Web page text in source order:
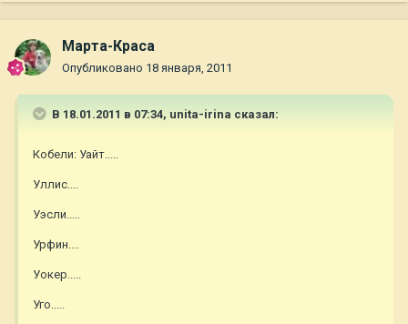
Марта-Краса
Опубликовано 18 января, 2011
В 18.01.2011 в 07:34, unita-irina сказал:
Кобели: Уайт.....
Уллис....
Уэсли.....
Урфин....
Уокер.....
Уго.....